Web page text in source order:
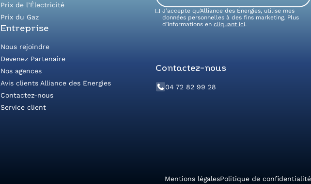
Prix de l’Électricité
Prix du Gaz
Entreprise
Nous rejoindre
Devenez Partenaire
Nos agences
Avis clients Alliance des Energies
Contactez-nous
Service client
Consent
J’accepte qu’Alliance des Énergies, utilise mes
données personnelles à des fins marketing. Plus
d’informations en cliquant ici.
Contactez-nous
04 72 82 99 28
Mentions légalesPolitique de confidentialité